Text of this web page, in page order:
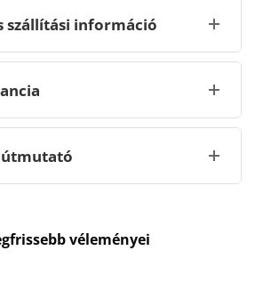
szállítási információ
útmutató
véleményei